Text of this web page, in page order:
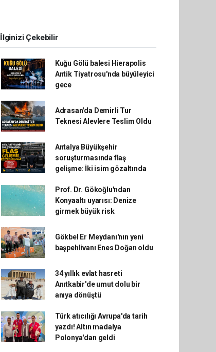
İlginizi Çekebilir
Kuğu Gölü balesi Hierapolis
Antik Tiyatrosu'nda büyüleyici
gece
Adrasan'da Demirli Tur
Teknesi Alevlere Teslim Oldu
Antalya Büyükşehir
soruşturmasında flaş
gelişme: İki isim gözaltında
Prof. Dr. Gökoğlu'ndan
Konyaaltı uyarısı: Denize
girmek büyük risk
Gökbel Er Meydanı'nın yeni
başpehlivanı Enes Doğan oldu
34 yıllık evlat hasreti
Anıtkabir'de umut dolu bir
anıya dönüştü
Türk atıcılığı Avrupa'da tarih
yazdı! Altın madalya
Polonya'dan geldi